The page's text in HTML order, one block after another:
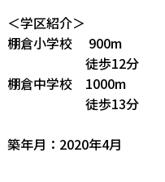
＜学区紹介＞
棚倉小学校 900m
徒歩12分
棚倉中学校 1000m
徒歩13分
築年月：2020年4月